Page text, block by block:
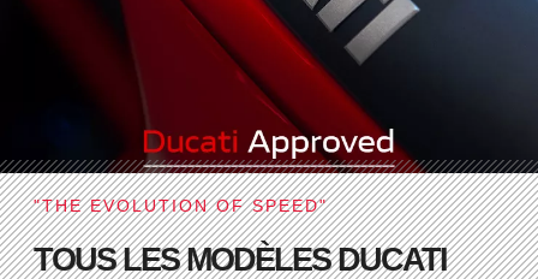
"THE EVOLUTION OF SPEED"
TOUS LES MODÈLES DUCATI